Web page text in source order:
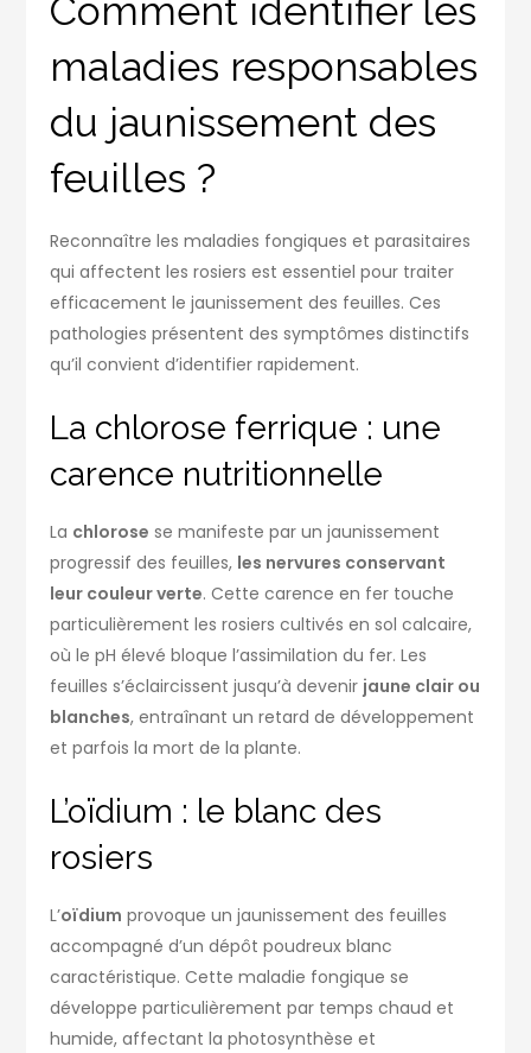
Comment identifier les
maladies responsables
du jaunissement des
feuilles ?
Reconnaître les maladies fongiques et parasitaires
qui affectent les rosiers est essentiel pour traiter
efficacement le jaunissement des feuilles. Ces
pathologies présentent des symptômes distinctifs
qu’il convient d’identifier rapidement.
La chlorose ferrique : une
carence nutritionnelle
La chlorose se manifeste par un jaunissement
progressif des feuilles, les nervures conservant
leur couleur verte. Cette carence en fer touche
particulièrement les rosiers cultivés en sol calcaire,
où le pH élevé bloque l’assimilation du fer. Les
feuilles s’éclaircissent jusqu’à devenir jaune clair ou
blanches, entraînant un retard de développement
et parfois la mort de la plante.
L’oïdium : le blanc des
rosiers
L’oïdium provoque un jaunissement des feuilles
accompagné d’un dépôt poudreux blanc
caractéristique. Cette maladie fongique se
développe particulièrement par temps chaud et
humide, affectant la photosynthèse et